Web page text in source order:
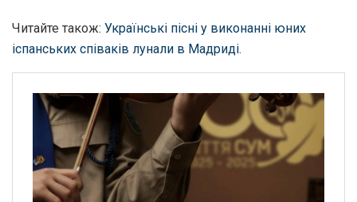
Читайте також: Українські пісні у виконанні юних
іспанських співаків лунали в Мадриді.